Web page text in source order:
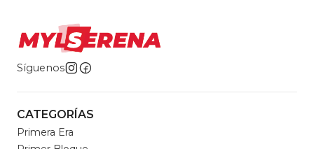
Síguenos
CATEGORÍAS
Primera Era